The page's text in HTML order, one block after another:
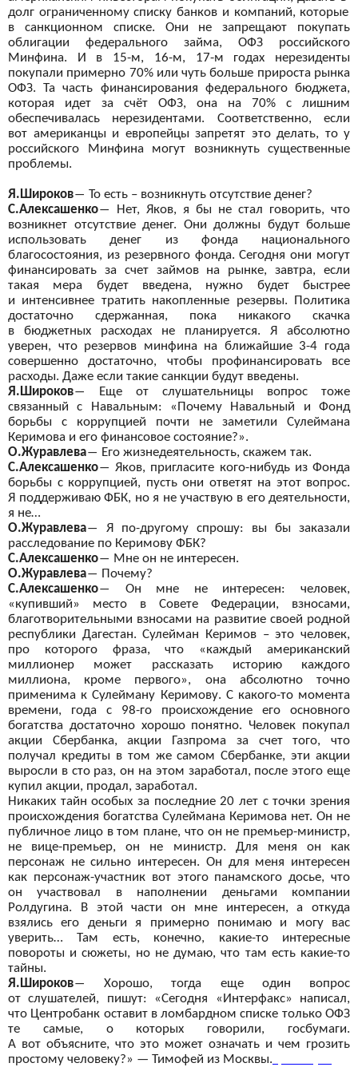
долг ограниченному списку банков и компаний, которые
в
санкционном списке. Они не
запрещают покупать
облигации федерального займа, ОФЗ российского
Минфина. И
в 15-м, 16-м, 17-м годах нерезиденты
покупали примерно 70% или чуть больше прироста рынка
ОФЗ. Та
часть финансирования федерального бюджета,
которая идет за
счёт ОФЗ, она на 70% с
лишним
обеспечивалась нерезидентами. Соответственно, если
вот американцы и европейцы запретят это делать, то у
российского Минфина могут возникнуть существенные
проблемы.
Я.Широков― То есть – возникнуть отсутствие денег?
С.Алексашенко― Нет, Яков, я бы не стал говорить, что
возникнет отсутствие денег. Они должны будут больше
использовать денег из
фонда национального
благосостояния, из резервного фонда. Сегодня они могут
финансировать за
счет займов на
рынке, завтра, если
такая мера будет введена, нужно будет быстрее
и интенсивнее тратить накопленные резервы. Политика
достаточно сдержанная, пока никакого скачка
в
бюджетных расходах не планируется. Я
абсолютно
уверен, что резервов минфина на ближайшие 3-4 года
совершенно достаточно, чтобы профинансировать все
расходы. Даже если такие санкции будут введены.
Я.Широков― Еще от
слушательницы вопрос тоже
связанный с
Навальным: «Почему Навальный и
Фонд
борьбы с
коррупцией почти не
заметили Сулеймана
Керимова и его финансовое состояние?».
О.Журавлева― Его жизнедеятельность, скажем так.
С.Алексашенко― Яков, пригласите кого-нибудь из Фонда
борьбы с коррупцией, пусть они ответят на этот вопрос.
Я поддерживаю ФБК, но я не участвую в его деятельности,
я не…
О.Журавлева― Я по-другому спрошу: вы
бы заказали
расследование по Керимову ФБК?
С.Алексашенко― Мне он не интересен.
О.Журавлева― Почему?
С.Алексашенко― Он мне не
интересен: человек,
«купивший» место в
Совете Федерации, взносами,
благотворительными взносами на развитие своей родной
республики Дагестан. Сулейман Керимов – это человек,
про которого фраза, что «каждый американский
миллионер может рассказать историю каждого
миллиона, кроме первого», она абсолютно точно
применима к Сулейману Керимову. С какого-то момента
времени, года с
98-го происхождение его основного
богатства достаточно хорошо понятно. Человек покупал
акции Сбербанка, акции Газпрома за
счет того, что
получал кредиты в том же самом Сбербанке, эти акции
выросли в сто раз, он на этом заработал, после этого еще
купил акции, продал, заработал.
Никаких тайн особых за последние 20 лет с точки зрения
происхождения богатства Сулеймана Керимова нет. Он не
публичное лицо в том плане, что он не премьер-министр,
не
вице-премьер, он не министр. Для меня он
как
персонаж не сильно интересен. Он для меня интересен
как персонаж-участник вот этого панамского досье, что
он
участвовал в
наполнении деньгами компании
Ролдугина. В
этой части он мне интересен, а
откуда
взялись его деньги я
примерно понимаю и
могу вас
уверить… Там есть, конечно, какие-то интересные
повороты и сюжеты, но не думаю, что там есть какие-то
тайны.
Я.Широков―
Хорошо, тогда еще один вопрос
от слушателей, пишут: «Сегодня «Интерфакс» написал,
что Центробанк оставит в ломбардном списке только ОФЗ
те
самые, о
которых говорили, госбумаги.
А вот объясните, что это может означать и чем грозить
простому человеку?» — Тимофей из Москвы.